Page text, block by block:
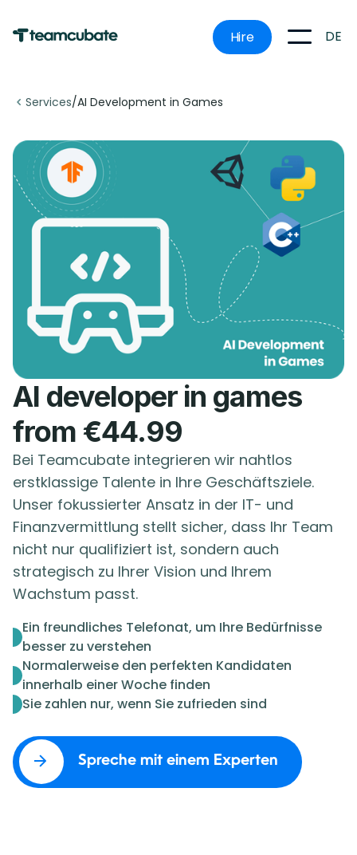
Hire DE
Services/AI Development in Games
AI developer in games
from €44.99
Bei Teamcubate integrieren wir nahtlos
erstklassige Talente in Ihre Geschäftsziele.
Unser fokussierter Ansatz in der IT- und
Finanzvermittlung stellt sicher, dass Ihr Team
nicht nur qualifiziert ist, sondern auch
strategisch zu Ihrer Vision und Ihrem
Wachstum passt.
Ein freundliches Telefonat, um Ihre Bedürfnisse
besser zu verstehen
Normalerweise den perfekten Kandidaten
innerhalb einer Woche finden
Sie zahlen nur, wenn Sie zufrieden sind
Spreche mit einem Experten